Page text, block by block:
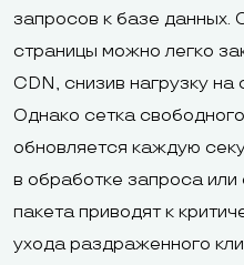
запросов к базе данных.
страницы можно легко
CDN, снизив нагрузку
Однако сетка
обновляется каждую
в обработке запроса
пакета приводят к
ухода раздраженного